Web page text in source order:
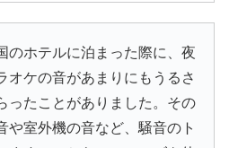
のホテルに泊まった際に、夜
オケの音があまりにもうるさ
ったことがありました。その
や室外機の音など、騒音のト